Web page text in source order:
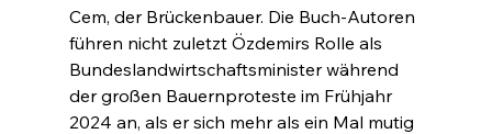
Cem, der Brückenbauer. Die Buch-Autoren
führen nicht zuletzt Özdemirs Rolle als
Bundeslandwirtschaftsminister während
der großen Bauernproteste im Frühjahr
2024 an, als er sich mehr als ein Mal mutig